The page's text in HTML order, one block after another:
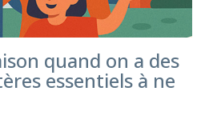
quand on a des
essentiels à ne